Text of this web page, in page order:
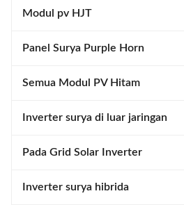
Modul pv HJT
Panel Surya Purple Horn
Semua Modul PV Hitam
Inverter surya di luar jaringan
Pada Grid Solar Inverter
Inverter surya hibrida